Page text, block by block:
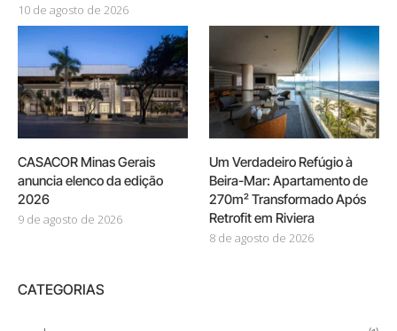
10 de agosto de 2026
CASACOR Minas Gerais
anuncia elenco da edição
2026
9 de agosto de 2026
Um Verdadeiro Refúgio à
Beira-Mar: Apartamento de
270m² Transformado Após
Retrofit em Riviera
8 de agosto de 2026
CATEGORIAS